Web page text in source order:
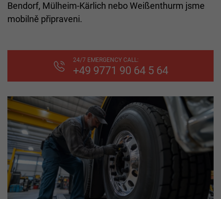
Bendorf, Mülheim-Kärlich nebo Weißenthurm jsme
mobilně připraveni.
24/7 EMERGENCY CALL:
+49 9771 90 64 5 64